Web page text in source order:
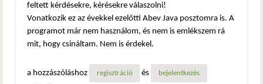
feltett kérdésekre, kérésekre válaszolni!
Vonatkozik ez az évekkel ezelőtti Abev Java posztomra is. A
programot már nem használom, és nem is emlékszem rá
mit, hogy csináltam. Nem is érdekel.
a hozzászóláshoz regisztráció és bejelentkezés